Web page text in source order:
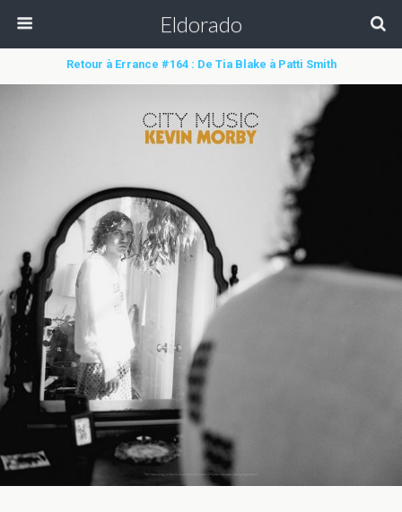
Eldorado
Retour à Errance #164 : De Tia Blake à Patti Smith